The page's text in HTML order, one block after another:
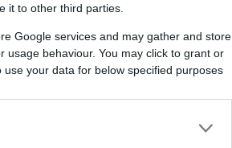
it to other third parties.
Google services and may gather and store
usage behaviour. You may click to grant or
your data for below specified purposes
permanencia
jugadores
y sorprendió
en los